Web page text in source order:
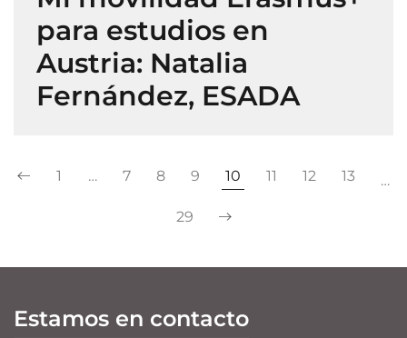
para estudios en
Austria: Natalia
Fernández, ESADA
1 … 7 8 9 10 11 12 13 …
29
Estamos en contacto